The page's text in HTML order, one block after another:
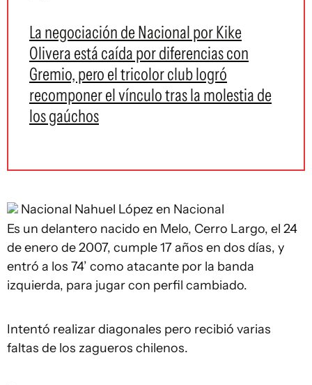
La negociación de Nacional por Kike
Olivera está caída por diferencias con
Gremio, pero el tricolor club logró
recomponer el vínculo tras la molestia de
los gaúchos
Nacional Nahuel López en Nacional
Es un delantero nacido en Melo, Cerro Largo, el 24
de enero de 2007, cumple 17 años en dos días, y
entró a los 74’ como atacante por la banda
izquierda, para jugar con perfil cambiado.
Intentó realizar diagonales pero recibió varias
faltas de los zagueros chilenos.